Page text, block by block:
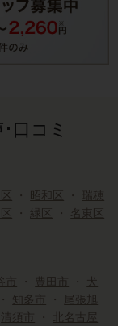
口コミ
・ 昭和区 ・
瑞穂
・ 緑区 ・
名東区
・ 豊田市 ・
犬
・ 知多市 ・
尾張旭
清須市 ・
北名古屋